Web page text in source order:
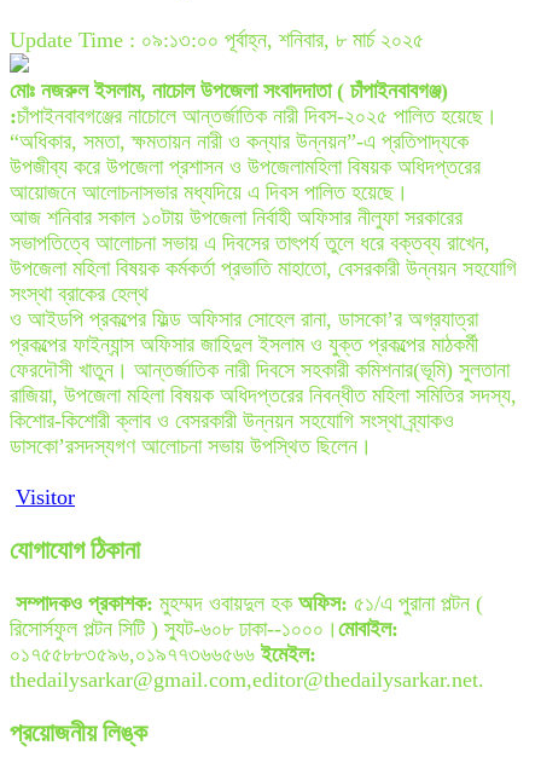
Update Time : ০৯:১৩:০০ পূর্বাহ্ন, শনিবার, ৮ মার্চ ২০২৫
মোঃ নজরুল ইসলাম, নাচোল উপজেলা সংবাদদাতা ( চাঁপাইনবাবগঞ্জ)
:চাঁপাইনবাবগঞ্জের নাচোলে আন্তর্জাতিক নারী দিবস-২০২৫ পালিত হয়েছে।
“অধিকার, সমতা, ক্ষমতায়ন নারী ও কন্যার উন্নয়ন”-এ প্রতিপাদ্যকে
উপজীব্য করে উপজেলা প্রশাসন ও উপজেলামহিলা বিষয়ক অধিদপ্তরের
আয়োজনে আলোচনাসভার মধ্যদিয়ে এ দিবস পালিত হয়েছে।
আজ শনিবার সকাল ১০টায় উপজেলা নির্বাহী অফিসার নীলুফা সরকারের
সভাপতিত্বে আলোচনা সভায় এ দিবসের তাৎপর্য তুলে ধরে বক্তব্য রাখেন,
উপজেলা মহিলা বিষয়ক কর্মকর্তা প্রভাতি মাহাতো, বেসরকারী উন্নয়ন সহযোগি
সংস্থা ব্রাকের হেল্থ
ও আইডপি প্রকল্পের ফিল্ড অফিসার সোহেল রানা, ডাসকো’র অগ্রযাত্রা
প্রকল্পের ফাইন্যান্স অফিসার জাহিদুল ইসলাম ও যুক্ত প্রকল্পের মাঠকর্মী
ফেরদৌসী খাতুন। আন্তর্জাতিক নারী দিবসে সহকারী কমিশনার(ভূমি) সুলতানা
রাজিয়া, উপজেলা মহিলা বিষয়ক অধিদপ্তরের নিবন্ধীত মহিলা সমিতির সদস্য,
কিশোর-কিশোরী ক্লাব ও বেসরকারী উন্নয়ন সহযোগি সংস্থা ব্র্যাকও
ডাসকো’রসদস্যগণ আলোচনা সভায় উপস্থিত ছিলেন।
Visitor
যোগাযোগ ঠিকানা
সম্পাদকও প্রকাশক: মুহম্মদ ওবায়দুল হক অফিস: ৫১/এ পুরানা পল্টন (
রিসোর্সফুল পল্টন সিটি ) স্যুট-৬০৮ ঢাকা--১০০০। মোবাইল:
০১৭৫৫৮৮৩৫৯৬,০১৯৭৭৩৬৬৫৬৬ ইমেইল:
thedailysarkar@gmail.com,editor@thedailysarkar.net.
প্রয়োজনীয় লিঙ্ক